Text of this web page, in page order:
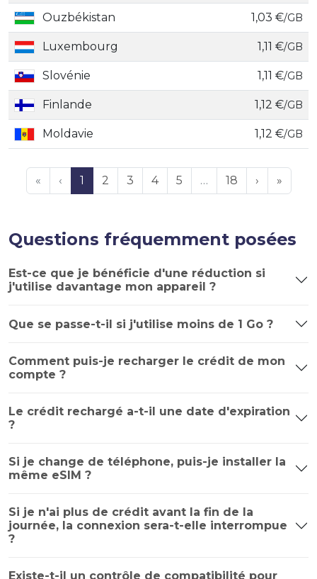
Ouzbékistan 1,03 €/GB
Luxembourg 1,11 €/GB
Slovénie 1,11 €/GB
Finlande 1,12 €/GB
Moldavie 1,12 €/GB
« ‹ 1 2 3 4 5 … 18 › »
Questions fréquemment posées
Est-ce que je bénéficie d'une réduction si
j'utilise davantage mon appareil ?
Que se passe-t-il si j'utilise moins de 1 Go ?
Comment puis-je recharger le crédit de mon
compte ?
Le crédit rechargé a-t-il une date d'expiration
?
Si je change de téléphone, puis-je installer la
même eSIM ?
Si je n'ai plus de crédit avant la fin de la
journée, la connexion sera-t-elle interrompue
?
Existe-t-il un contrôle de compatibilité pour